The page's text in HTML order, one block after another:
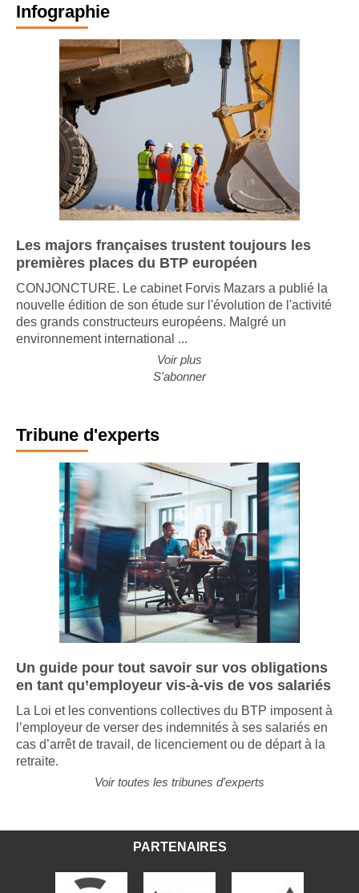
Le paysage
extérieur
Les autres
façades
La verdure
devant le
bâtiment
32.292 m²
Port-Royal,
propriété
historique
Infographie
Les majors françaises trustent toujours les
premières places du BTP européen
CONJONCTURE. Le cabinet Forvis Mazars a publié la
nouvelle édition de son étude sur l'évolution de l'activité
des grands constructeurs européens. Malgré un
environnement international ...
Voir plus
S'abonner
Tribune d'experts
Un guide pour tout savoir sur vos obligations
en tant qu’employeur vis-à-vis de vos salariés
La Loi et les conventions collectives du BTP imposent à
l’employeur de verser des indemnités à ses salariés en
cas d’arrêt de travail, de licenciement ou de départ à la
retraite.
Voir toutes les tribunes d'experts
PARTENAIRES